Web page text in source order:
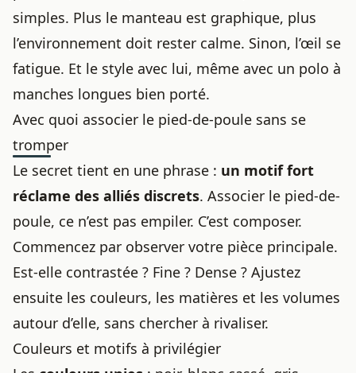
simples. Plus le manteau est graphique, plus
l’environnement doit rester calme. Sinon, l’œil se
fatigue. Et le style avec lui, même avec un polo à
manches longues bien porté.
Avec quoi associer le pied-de-poule sans se
tromper
Le secret tient en une phrase : un motif fort
réclame des alliés discrets. Associer le pied-de-
poule, ce n’est pas empiler. C’est composer.
Commencez par observer votre pièce principale.
Est-elle contrastée ? Fine ? Dense ? Ajustez
ensuite les couleurs, les matières et les volumes
autour d’elle, sans chercher à rivaliser.
Couleurs et motifs à privilégier